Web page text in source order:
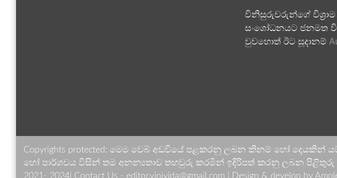
විනිසුරුවරුන්ගේ
සංශෝධනයට ජනමත
වුවහොත් ඊට සූදානම්
Copyrights protected: මෙම වෙබ් අඩවියේ පළකරනු ලබන කිනම් හෝ
හෝ පාර්ශවය විසින් තම අනන්‍යතාව තහවුරු කරමින් ඉදිරිපත් කරනු ලබන පිළිතුරු
2021- 2024| Contact Us - editor.vinivida@gmail.com |
Design & develop by